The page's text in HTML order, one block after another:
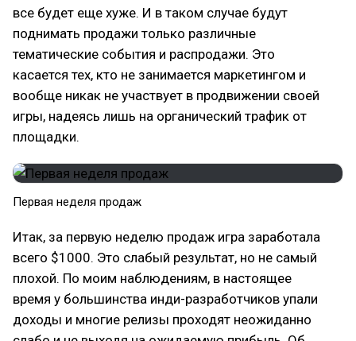
все будет еще хуже. И в таком случае будут
поднимать продажи только различные
тематические события и распродажи. Это
касается тех, кто не занимается маркетингом и
вообще никак не участвует в продвижении своей
игры, надеясь лишь на органический трафик от
площадки.
Первая неделя продаж
Итак, за первую неделю продаж игра заработала
всего $1000. Это слабый результат, но не самый
плохой. По моим наблюдениям, в настоящее
время у большинства инди-разработчиков упали
доходы и многие релизы проходят неожиданно